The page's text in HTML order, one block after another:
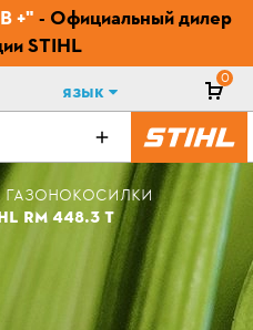
+" - Официальный дилер
STIHL
Язык
0
ГАЗОНОКОСИЛКИ
RM 448.3 T